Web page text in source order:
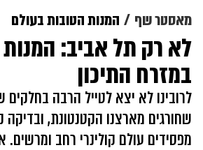
מאסטר שף המנות הטובות בעולם
לא רק תל אביב: המנות
במזרח התיכון
לרובינו לא יצא לטייל הרבה בחלקים
שחורגים מארצנו הקטנטונת,
מפסידים עולם קולינרי רחב